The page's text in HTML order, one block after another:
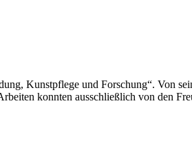
Kunstpflege und Forschung“. Von
konnten ausschließlich von den